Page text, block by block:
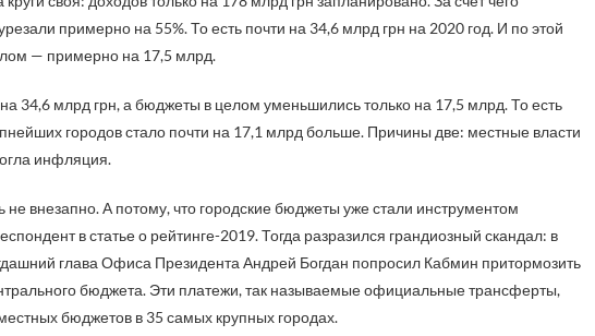
примерно на 55%. То есть почти на 34,6 млрд грн на 2020 год. И по этой
— примерно на 17,5 млрд.
34,6 млрд грн, а бюджеты в целом уменьшились только на 17,5 млрд. То есть
городов стало почти на 17,1 млрд больше. Причины две: местные власти
инфляция.
не внезапно. А потому, что городские бюджеты уже стали инструментом
в статье о рейтинге-2019. Тогда разразился грандиозный скандал: в
глава Офиса Президента Андрей Богдан попросил Кабмин притормозить
бюджета. Эти платежи, так называемые официальные трансферты,
бюджетов в 35 самых крупных городах.